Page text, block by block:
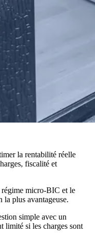
la rentabilité réelle
fiscalité et
micro-BIC et le
plus avantageuse.
simple avec un
limité si les charges sont